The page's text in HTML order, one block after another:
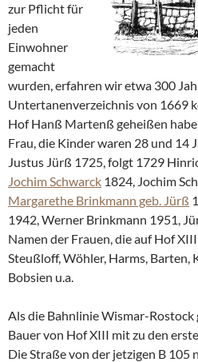
zur Pflicht für
jeden
Einwohner
gemacht
wurden, erfahren wir etwa 300
Untertanenverzeichnis von 1669
Hof Hanß Martenß geheißen
Frau, die Kinder waren 28 und 14
Justus Jürß 1725, folgt 1729
Jochim Schwarck 1824, Jochim
Margarethe Brinkmann geb. Jürß
1942, Werner Brinkmann 1951,
Namen der Frauen, die auf Hof
Steußloff, Wöhler, Harms, Barten,
Bobsien u.a.
Als die Bahnlinie Wismar-
Bauer von Hof XIII mit zu den
Die Straße von der jetzigen B 105